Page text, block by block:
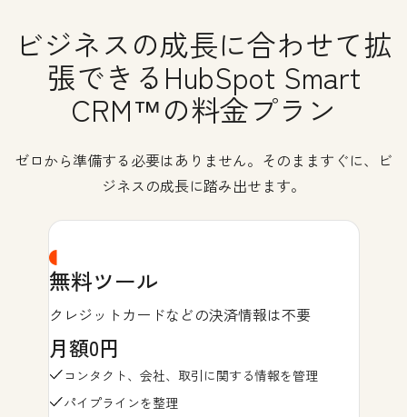
ビジネスの成長に合わせて拡
張できるHubSpot Smart
CRM™の料金プラン
ゼロから準備する必要はありません。そのまますぐに、ビ
ジネスの成長に踏み出せます。
無料ツール
クレジットカードなどの決済情報は不要
月額0円
コンタクト、会社、取引に関する情報を管理
パイプラインを整理